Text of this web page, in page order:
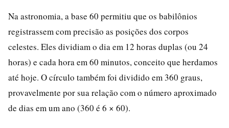
Na astronomia, a base 60 permitiu que os babilônios
registrassem com precisão as posições dos corpos
celestes. Eles dividiam o dia em 12 horas duplas (ou 24
horas) e cada hora em 60 minutos, conceito que herdamos
até hoje. O círculo também foi dividido em 360 graus,
provavelmente por sua relação com o número aproximado
de dias em um ano (360 é 6 × 60).